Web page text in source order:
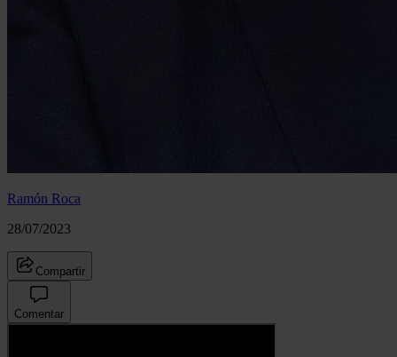
Ramón Roca
28/07/2023
Compartir
Comentar